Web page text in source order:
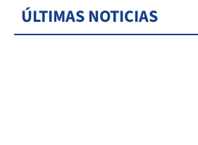
ÚLTIMAS NOTICIAS